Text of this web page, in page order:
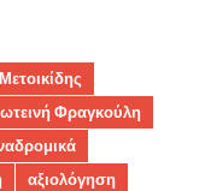
Φραγκούλη
αξιολόγηση